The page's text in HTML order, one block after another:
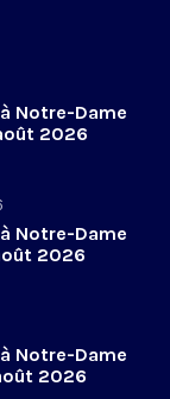
Notre-Dame
2026
Notre-Dame
2026
Notre-Dame
2026